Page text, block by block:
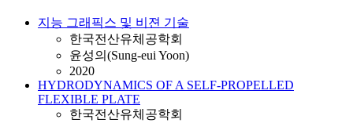
지능 그래픽스 및 비젼 기술
한국전산유체공학회
윤성의(Sung-eui Yoon)
2020
HYDRODYNAMICS OF A SELF-PROPELLED
FLEXIBLE PLATE
한국전산유체공학회